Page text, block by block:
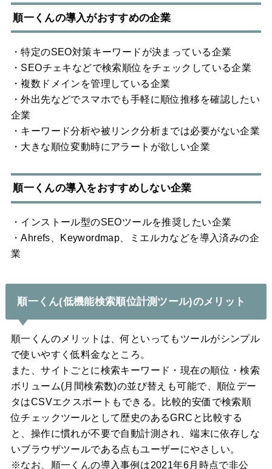
順一くんの導入がおすすめの企業
・特定のSEO対策キーワードが決まっている企業
・SEOチェキなどで検索順位をチェックしている企業
・複数ドメインを管理している企業
・外出先などでスマホでも手軽に順位推移を確認したい
企業
・キーワード分析や被リンク分析までは必要がない企業
・大きな順位変動時にアラートが欲しい企業
順一くんの導入をおすすめしない企業
・インストール型のSEOツールを推奨したい企業
・Ahrefs、Keywordmap、ミエルカなどを導入済みの企
業
順一くん(低機能検索順位計測ツール)のメリット
順一くんのメリットは、何といってもツールがシンプル
で使いやすく低料金なところ。
また、サイトごとに検索キーワード・現在の順位・検索
ボリューム(月間検索数)の並び替えも可能で、順位デー
タはCSVエクスポートもできる。比較的安価で検索順
位チェックツールとして歴史のあるGRCと比較する
と、操作に慣れが不要で自動計測され、端末に依存しな
いブラウザツールである点もユーザーにやさしい。
※なお、順一くんの導入事例は2021年6月時点で非公